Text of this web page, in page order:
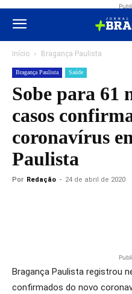
Início Bragança Paulista
Bragança Paulista Saúde
Sobe para 61
casos
coronavírus
Paulista
Por Redação - 24 de abril de 2020
Bragança Paulista registrou
confirmados do novo